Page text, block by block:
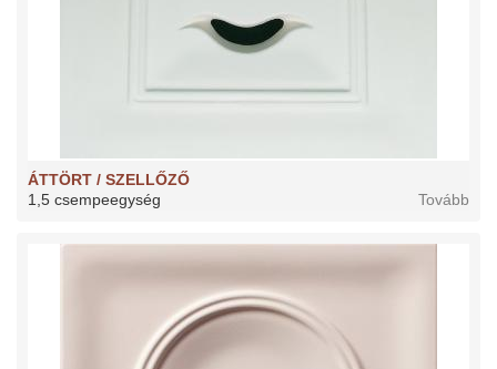
ÁTTÖRT / SZELLŐZŐ
Tovább
1,5 csempeegység